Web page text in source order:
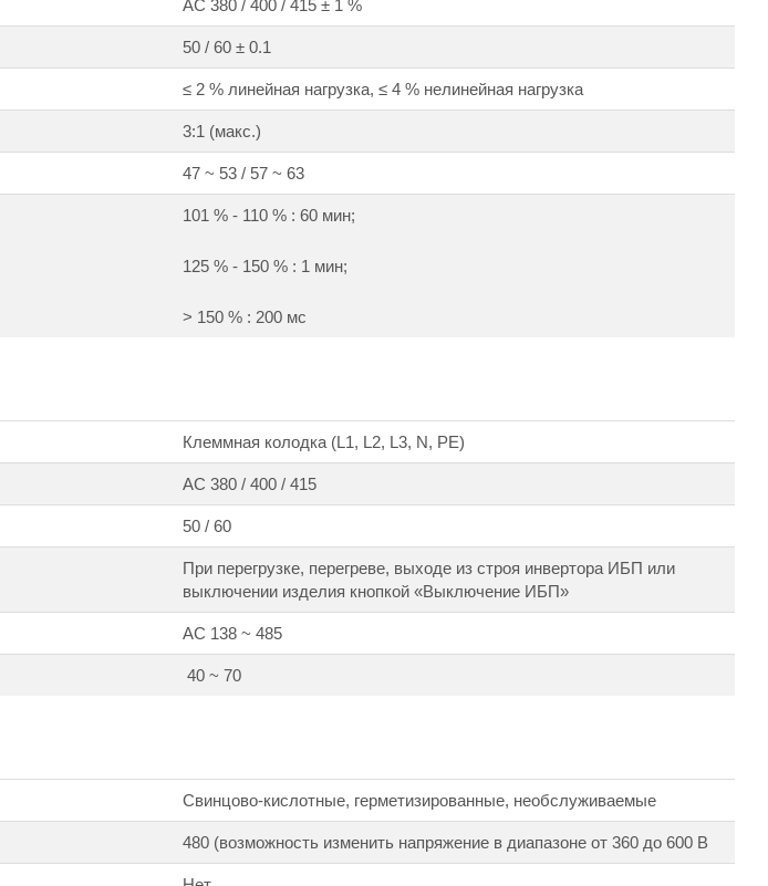
АС 380 / 400 / 415 ± 1 %
50 / 60 ± 0.1
≤ 2 % линейная нагрузка, ≤ 4 % нелинейная нагрузка
3:1 (макс.)
47 ~ 53 / 57 ~ 63
101 % - 110 % : 60 мин;
125 % - 150 % : 1 мин;
> 150 % : 200 мс
Клеммная колодка (L1, L2, L3, N, PE)
АС 380 / 400 / 415
50 / 60
При перегрузке, перегреве, выходе из строя инвертора ИБП или
выключении изделия кнопкой «Выключение ИБП»
АС 138 ~ 485
40 ~ 70
Свинцово-кислотные, герметизированные, необслуживаемые
480 (возможность изменить напряжение в диапазоне от 360 до 600 В